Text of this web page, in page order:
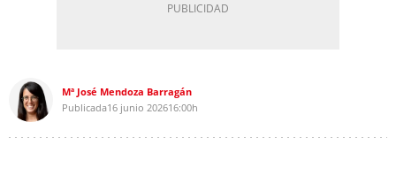
Mª José Mendoza Barragán
Publicada16 junio 202616:00h